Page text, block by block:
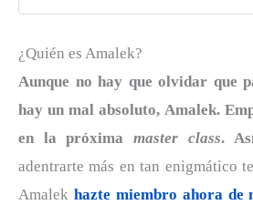
¿Quién es Amalek?
Aunque no hay que olvidar que
hay un mal absoluto, Amalek.
en la próxima master class.
adentrarte más en tan enigmático
Amalek hazte miembro ahora de